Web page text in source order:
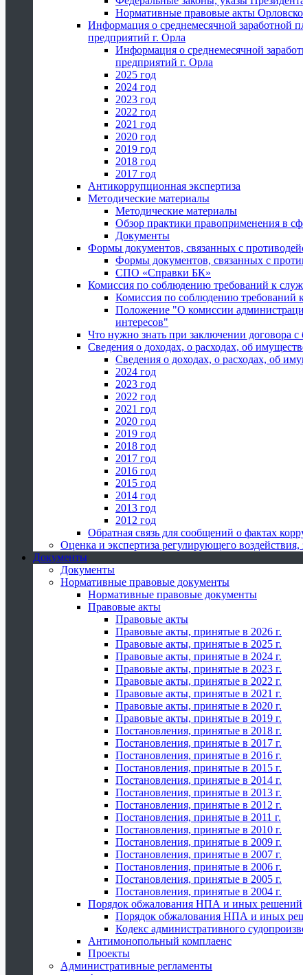
Нормативные правовые акты
Информация о среднемесячной заработной
предприятий г. Орла
Информация о среднемесячной
предприятий г. Орла
2025 год
2024 год
2023 год
2022 год
2021 год
2020 год
2019 год
2018 год
2017 год
Антикоррупционная экспертиза
Методические материалы
Методические материалы
Обзор практики правоприменения в
Документы
Формы документов, связанных с
Формы документов, связанных с
СПО «Справки БК»
Комиссия по соблюдению требований к
Комиссия по соблюдению требований
Положение "О комиссии
интересов"
Что нужно знать при заключении
Сведения о доходах, о расходах, об
Сведения о доходах, о расходах, об
2024 год
2023 год
2022 год
2021 год
2020 год
2019 год
2018 год
2017 год
2016 год
2015 год
2014 год
2013 год
2012 год
Обратная связь для сообщений о фактах
Оценка и экспертиза регулирующего
Документы
Документы
Нормативные правовые документы
Нормативные правовые документы
Правовые акты
Правовые акты
Правовые акты, принятые в 2026 г.
Правовые акты, принятые в 2025 г.
Правовые акты, принятые в 2024 г.
Правовые акты, принятые в 2023 г.
Правовые акты, принятые в 2022 г.
Правовые акты, принятые в 2021 г.
Правовые акты, принятые в 2020 г.
Правовые акты, принятые в 2019 г.
Постановления, принятые в 2018 г.
Постановления, принятые в 2017 г.
Постановления, принятые в 2016 г.
Постановления, принятые в 2015 г.
Постановления, принятые в 2014 г.
Постановления, принятые в 2013 г.
Постановления, принятые в 2012 г.
Постановления, принятые в 2011 г.
Постановления, принятые в 2010 г.
Постановления, принятые в 2009 г.
Постановления, принятые в 2007 г.
Постановления, принятые в 2006 г.
Постановления, принятые в 2005 г.
Постановления, принятые в 2004 г.
Порядок обжалования НПА и иных решений
Порядок обжалования НПА и иных
Кодекс административного
Антимонопольный комплаенс
Проекты
Административные регламенты